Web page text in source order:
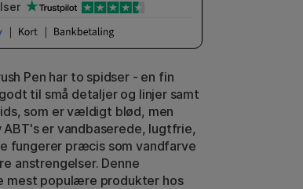
Pen har to spidser - en fin
til små detaljer og linjer samt
som er vældigt blød, men
ABT's er vandbaserede, lugtfrie,
fungerer præcis som vandfarve
anstrengelser. Denne
mest populære produkter hos